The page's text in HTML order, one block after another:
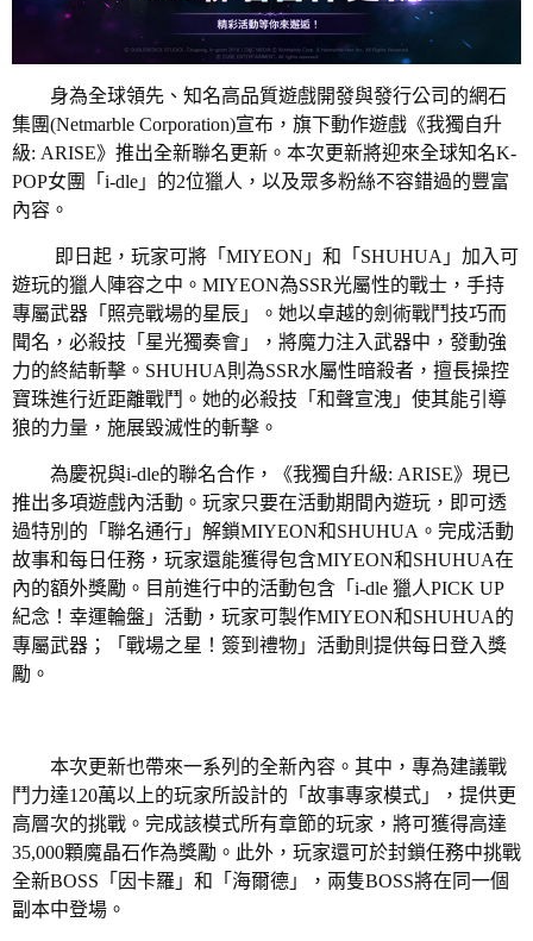
身為全球領先、知名高品質遊戲開發與發行公司的網石
集團(Netmarble Corporation)宣布，旗下動作遊戲《我獨自升
級: ARISE》推出全新聯名更新。本次更新將迎來全球知名K-
POP女團「i-dle」的2位獵人，以及眾多粉絲不容錯過的豐富
內容。
即日起，玩家可將「MIYEON」和「SHUHUA」加入可
遊玩的獵人陣容之中。MIYEON為SSR光屬性的戰士，手持
專屬武器「照亮戰場的星辰」。她以卓越的劍術戰鬥技巧而
聞名，必殺技「星光獨奏會」，將魔力注入武器中，發動強
力的終結斬擊。SHUHUA則為SSR水屬性暗殺者，擅長操控
寶珠進行近距離戰鬥。她的必殺技「和聲宣洩」使其能引導
狼的力量，施展毀滅性的斬擊。
為慶祝與i-dle的聯名合作，《我獨自升級: ARISE》現已
推出多項遊戲內活動。玩家只要在活動期間內遊玩，即可透
過特別的「聯名通行」解鎖MIYEON和SHUHUA。完成活動
故事和每日任務，玩家還能獲得包含MIYEON和SHUHUA在
內的額外獎勵。目前進行中的活動包含「i-dle 獵人PICK UP
紀念！幸運輪盤」活動，玩家可製作MIYEON和SHUHUA的
專屬武器；「戰場之星！簽到禮物」活動則提供每日登入獎
勵。
本次更新也帶來一系列的全新內容。其中，專為建議戰
鬥力達120萬以上的玩家所設計的「故事專家模式」，提供更
高層次的挑戰。完成該模式所有章節的玩家，將可獲得高達
35,000顆魔晶石作為獎勵。此外，玩家還可於封鎖任務中挑戰
全新BOSS「因卡羅」和「海爾德」，兩隻BOSS將在同一個
副本中登場。